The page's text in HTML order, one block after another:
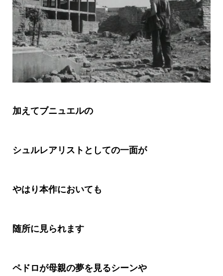
加えてブニュエルの
シュルレアリストとしての一面が
やはり本作においても
随所に見られます
ペドロが母親の夢を見るシーンや